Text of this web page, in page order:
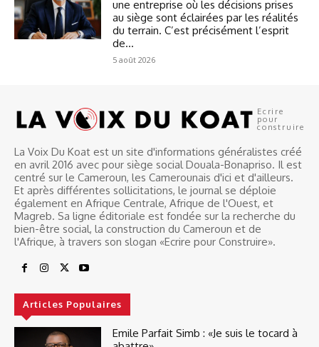
une entreprise où les décisions prises
au siège sont éclairées par les réalités
du terrain. C’est précisément l’esprit
de...
5 août 2026
Ecrire
pour
construire
La Voix Du Koat est un site d'informations généralistes créé
en avril 2016 avec pour siège social Douala-Bonapriso. Il est
centré sur le Cameroun, les Camerounais d'ici et d'ailleurs.
Et après différentes sollicitations, le journal se déploie
également en Afrique Centrale, Afrique de l'Ouest, et
Magreb. Sa ligne éditoriale est fondée sur la recherche du
bien-être social, la construction du Cameroun et de
l'Afrique, à travers son slogan «Ecrire pour Construire».
Articles Populaires
Emile Parfait Simb : «Je suis le tocard à